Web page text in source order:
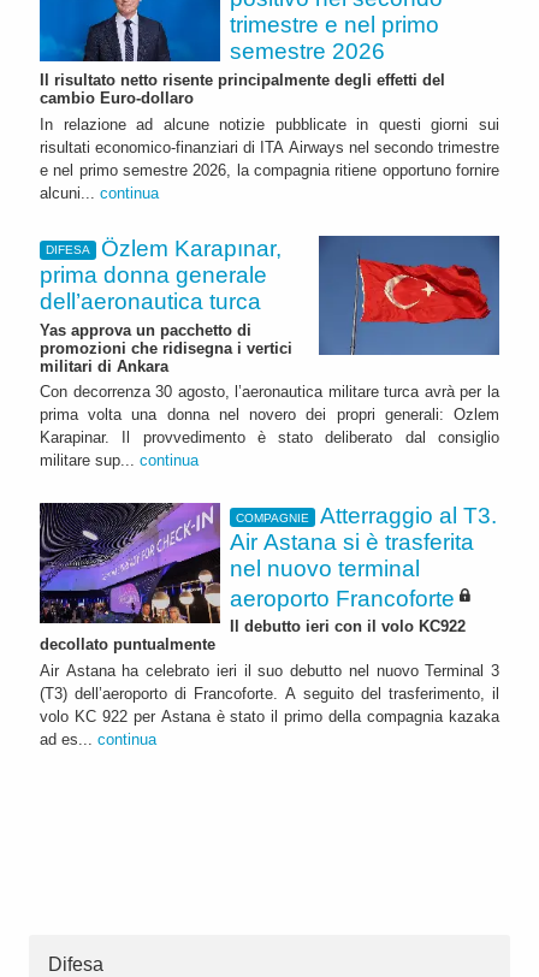
trimestre e nel primo
semestre 2026
Il risultato netto risente principalmente degli effetti del
cambio Euro-dollaro
In relazione ad alcune notizie pubblicate in questi giorni sui
risultati economico-finanziari di ITA Airways nel secondo trimestre
e nel primo semestre 2026, la compagnia ritiene opportuno fornire
alcuni... continua
DIFESA
Özlem Karapınar,
prima donna generale
dell’aeronautica turca
Yas approva un pacchetto di
promozioni che ridisegna i vertici
militari di Ankara
Con decorrenza 30 agosto, l’aeronautica militare turca avrà per la
prima volta una donna nel novero dei propri generali: Ozlem
Karapinar. Il provvedimento è stato deliberato dal consiglio
militare sup... continua
COMPAGNIE
Atterraggio al T3.
Air Astana si è trasferita
nel nuovo terminal
aeroporto Francoforte
Il debutto ieri con il volo KC922
decollato puntualmente
Air Astana ha celebrato ieri il suo debutto nel nuovo Terminal 3
(T3) dell’aeroporto di Francoforte. A seguito del trasferimento, il
volo KC 922 per Astana è stato il primo della compagnia kazaka
ad es... continua
Difesa